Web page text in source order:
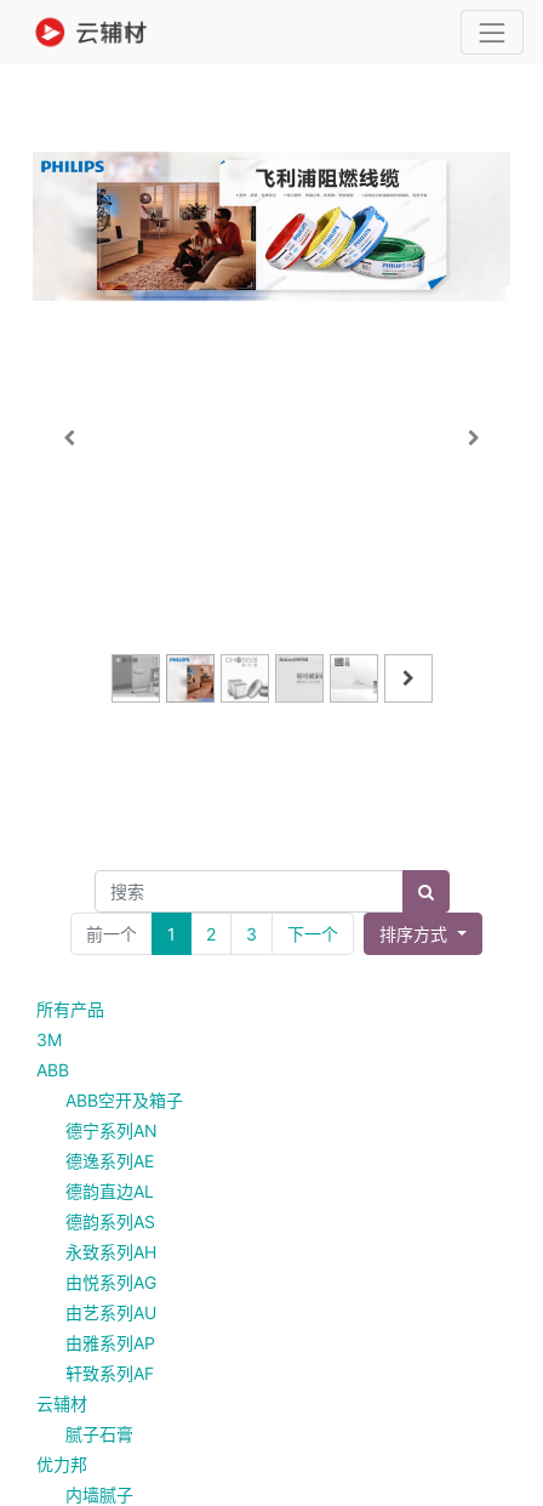
前一个 1 2 3 下一个 排序方式
所有产品
3M
ABB
ABB空开及箱子
德宁系列AN
德逸系列AE
德韵直边AL
德韵系列AS
永致系列AH
由悦系列AG
由艺系列AU
由雅系列AP
轩致系列AF
云辅材
腻子石膏
优力邦
内墙腻子